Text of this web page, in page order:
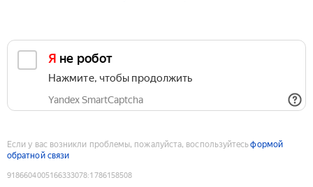
Я не робот
Нажмите, чтобы продолжить
Yandex SmartCaptcha
Если у вас возникли проблемы, пожалуйста, воспользуйтесьформой
обратной связи
9186604005166333078:1786158508